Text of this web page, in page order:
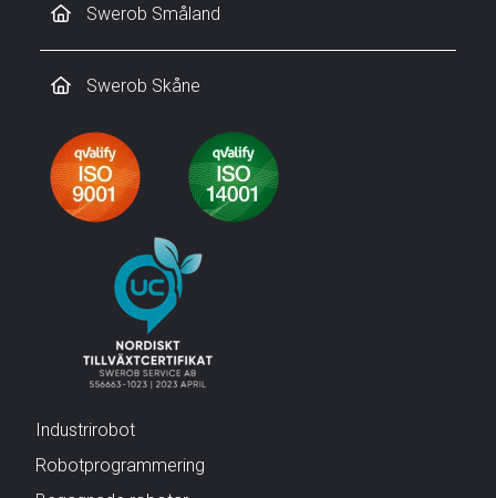
Swerob Småland
Swerob Skåne
Industrirobot
Robotprogrammering